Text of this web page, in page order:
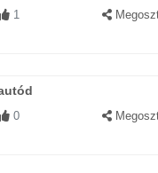
1
0